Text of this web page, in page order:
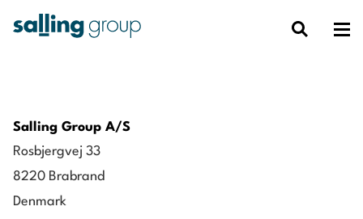
Salling Group A/S
Rosbjergvej 33
8220 Brabrand
Denmark